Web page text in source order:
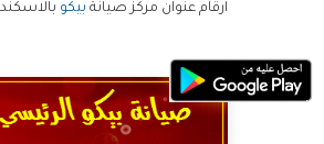
ارقام عنوان مركز صيانة بيكو